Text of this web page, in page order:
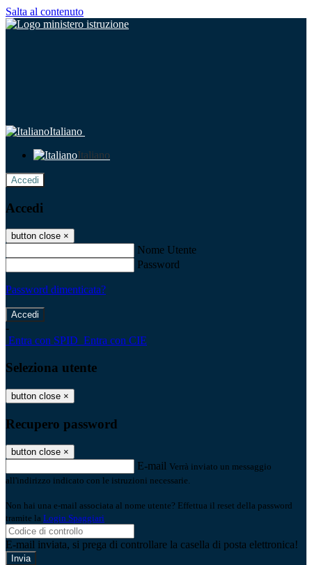
Salta al contenuto
Italiano
Italiano
Accedi
Accedi
button close ×
Nome Utente
Password
Password dimenticata?
-
Entra con SPID Entra con CIE
Seleziona utente
button close ×
Recupero password
button close ×
E-mail Verrà inviato un messaggio
all'indirizzo indicato con le istruzioni necessarie.
Non hai una e-mail associata al nome utente? Effettua il reset della password
tramite la Login Spaggiari
E-mail inviata, si prega di controllare la casella di posta elettronica!